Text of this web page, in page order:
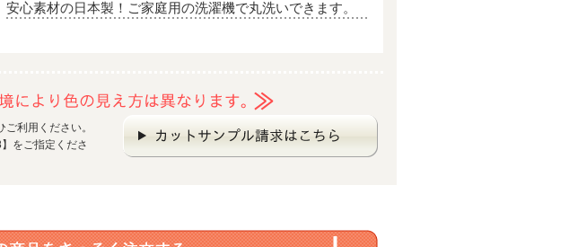
安心素材の日本製！ご家庭用の洗濯機で丸洗いできます。
利用ください。
をご指定くださ